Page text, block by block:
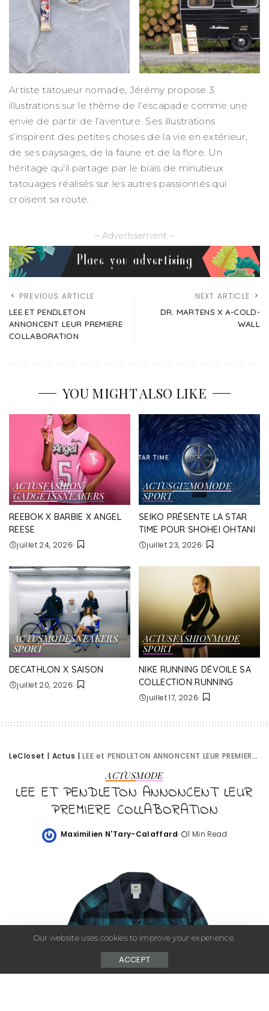
Artiste tatoueur nomade, Jérémy propose 3
illustrations sur le thème de l’escapade comme une
envie de partir de l’aventure. Ses illustrations
s’inspirent des petites choses de la vie en extérieur,
de ses paysages, de la faune et de la flore. Un
héritage qu’il partage par le biais de minutieux
tatouages réalisés sur les autres passionnés qui
croisent sa route.
– Advertisement –
PREVIOUS ARTICLE
LEE ET PENDLETON
ANNONCENT LEUR PREMIERE
COLLABORATION
NEXT ARTICLE
DR. MARTENS X A-COLD-
WALL
YOU MIGHT ALSO LIKE
ACTUSFASHION
GADGETSSNEAKERS
REEBOK X BARBIE X ANGEL
REESE
juillet 24, 2026
ACTUSGIZMOMODE
SPORT
SEIKO PRÉSENTE LA STAR
TIME POUR SHOHEI OHTANI
juillet 23, 2026
ACTUSMODESNEAKERS
SPORT
DECATHLON X SAISON
juillet 20, 2026
ACTUSFASHIONMODE
SPORT
NIKE RUNNING DÉVOILE SA
COLLECTION RUNNING
juillet 17, 2026
LeCloset | Actus |LEE et PENDLETON ANNONCENT LEUR PREMIERE COLLABORATION
ACTUSMODE
LEE ET PENDLETON ANNONCENT LEUR
PREMIERE COLLABORATION
Posted
Maximilien N'Tary-Calaffard 1 Min Read
Our website uses cookies to improve your experience.
ACCEPT